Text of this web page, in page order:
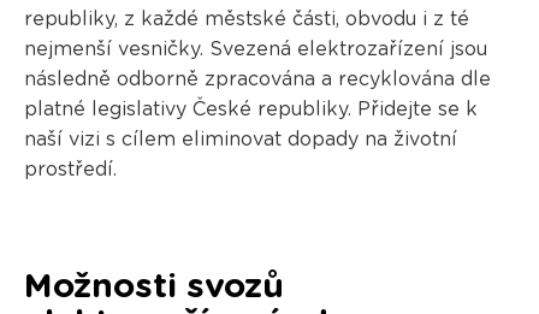
republiky, z každé městské části, obvodu i z té
nejmenší vesničky. Svezená elektrozařízení jsou
následně odborně zpracována a recyklována dle
platné legislativy České republiky. Přidejte se k
naší vizi s cílem eliminovat dopady na životní
prostředí.
Možnosti svozů